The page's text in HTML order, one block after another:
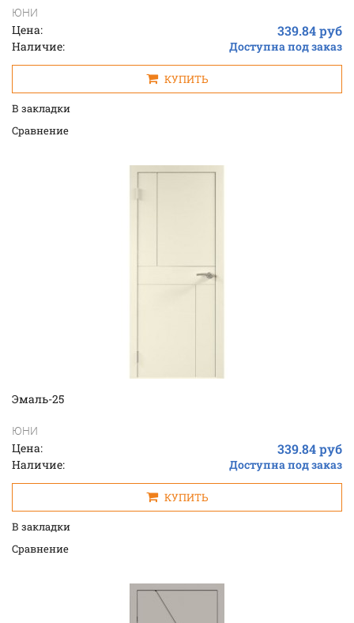
ЮНИ
Цена: 339.84 руб
Наличие: Доступна под заказ
КУПИТЬ
В закладки
Cравнение
Эмаль-25
ЮНИ
Цена: 339.84 руб
Наличие: Доступна под заказ
КУПИТЬ
В закладки
Cравнение